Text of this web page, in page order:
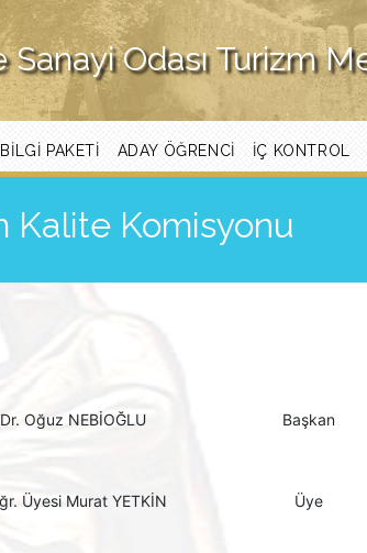
Odası Turizm
BILGI PAKETI ADAY ÖĞRENCI İÇ KONTROL
Kalite Komisyonu
Dr. Oğuz NEBİOĞLU Başkan
Üyesi Murat YETKİN Üye